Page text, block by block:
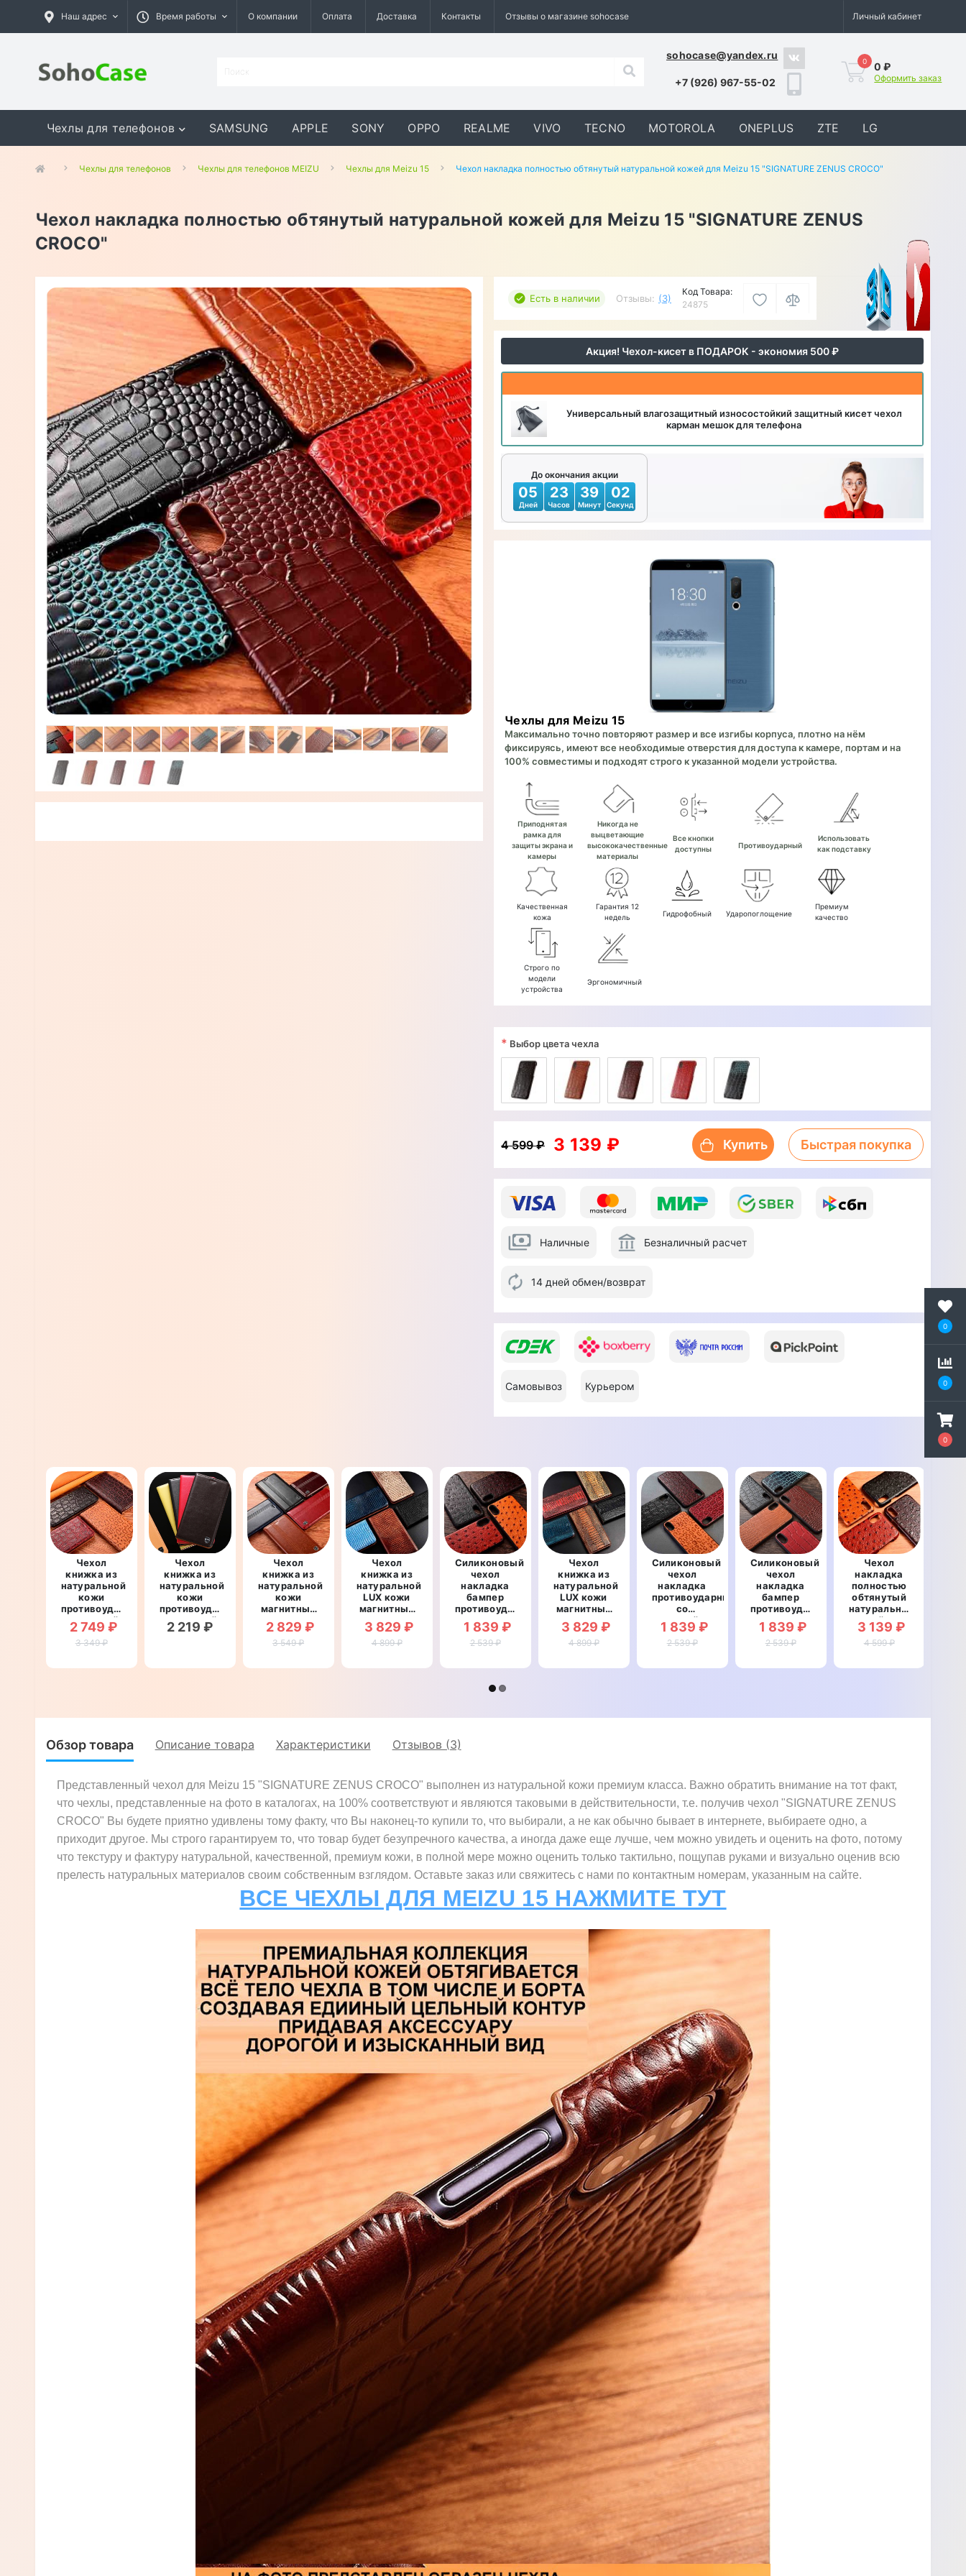
0
0
0
Наш адрес Время работы О компании Оплата Доставка Контакты Отзывы о магазине sohocase Личный кабинет
sohocase@yandex.ru
+7 (926) 967-55-02
0 0 ₽
Оформить заказ
Чехлы для телефонов SAMSUNG APPLE SONY OPPO REALME VIVO TECNO MOTOROLA ONEPLUS ZTE LG
GOOGLE MEIZU ASUS
Чехлы для телефонов Чехлы для телефонов MEIZU Чехлы для Meizu 15 Чехол накладка полностью обтянутый натуральной кожей для Meizu 15 "SIGNATURE ZENUS CROCO"
Чехол накладка полностью обтянутый натуральной кожей для Meizu 15 "SIGNATURE ZENUS
CROCO"
Есть в наличии Отзывы: (3)
Код Товара:
24875
Акция! Чехол-кисет в ПОДАРОК - экономия 500 ₽
Универсальный влагозащитный износостойкий защитный кисет чехол
карман мешок для телефона
До окончания акции
05
Дней
23
Часов
39
Минут
00
Секунд
Чехлы для Meizu 15
Максимально точно повторяют размер и все изгибы корпуса, плотно на нём
фиксируясь, имеют все необходимые отверстия для доступа к камере, портам и на
100% совместимы и подходят строго к указанной модели устройства.
Приподнятая
рамка для
защиты экрана и
камеры
Никогда не
выцветающие
высококачественные
материалы
Все кнопки
доступны
Противоударный
Использовать
как подставку
Качественная
кожа
Гарантия 12
недель
Гидрофобный Ударопоглощение
Премиум
качество
Строго по
модели
устройства
Эргономичный
Наличные Безналичный расчет
14 дней обмен/возврат
Самовывоз Курьером
* Выбор цвета чехла
3 139 ₽
4 599 ₽ Купить Быстрая покупка
Чехол
книжка из
натуральной
кожи
противоударный
магнитный
для Meizu
15
STONE"
2 749 ₽
3 349 ₽
Чехол
книжка из
натуральной
кожи
противоударный
магнитный
для Meizu
2 219 ₽
Чехол
книжка из
натуральной
кожи
магнитный
противоударный
для Meizu
15 "ITALIAN"
2 829 ₽
3 549 ₽
Чехол
книжка из
натуральной
LUX кожи
магнитный
противоударный
для Meizu
15 "ВАРАН"
3 829 ₽
4 899 ₽
Силиконовый
чехол
накладка
бампер
противоударный
со
вставкой из
натуральной
Meizu 15
СТРАУС"
1 839 ₽
2 539 ₽
Чехол
книжка из
натуральной
LUX кожи
магнитный
противоударный
для Meizu
15
LUXURY"
3 829 ₽
4 899 ₽
Силиконовый
чехол
накладка
противоударный
со
вставкой из
натуральной
кожи для
"GENUINE
1 839 ₽
2 539 ₽
Силиконовый
чехол
накладка
бампер
противоударный
со
вставкой из
натуральной
Meizu 15
1 839 ₽
2 539 ₽
Чехол
накладка
полностью
обтянутый
натуральной
кожей для
Meizu 15
"SIGNATURE
3 139 ₽
4 599 ₽
Обзор товара Описание товара Характеристики Отзывов (3)
Представленный чехол для Meizu 15 "SIGNATURE ZENUS CROCO" выполнен из натуральной кожи премиум класса. Важно обратить внимание на тот факт,
что чехлы, представленные на фото в каталогах, на 100% соответствуют и являются таковыми в действительности, т.е. получив чехол "SIGNATURE ZENUS
CROCO" Вы будете приятно удивлены тому факту, что Вы наконец-то купили то, что выбирали, а не как обычно бывает в интернете, выбираете одно, а
приходит другое. Мы строго гарантируем то, что товар будет безупречного качества, а иногда даже еще лучше, чем можно увидеть и оценить на фото, потому
что текстуру и фактуру натуральной, качественной, премиум кожи, в полной мере можно оценить только тактильно, пощупав руками и визуально оценив всю
прелесть натуральных материалов своим собственным взглядом. Оставьте заказ или свяжитесь с нами по контактным номерам, указанным на сайте.
ВСЕ ЧЕХЛЫ ДЛЯ MEIZU 15 НАЖМИТЕ ТУТ